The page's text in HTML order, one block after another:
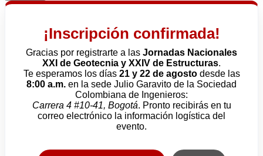
¡Inscripción confirmada!
Gracias por registrarte a las Jornadas Nacionales
XXI de Geotecnia y XXIV de Estructuras.
Te esperamos los días 21 y 22 de agostodesde las
8:00 a.m. en la sede Julio Garavito de la Sociedad
Colombiana de Ingenieros:
Carrera 4 #10-41, Bogotá. Pronto recibirás en tu
correo electrónico la información logística del
evento.